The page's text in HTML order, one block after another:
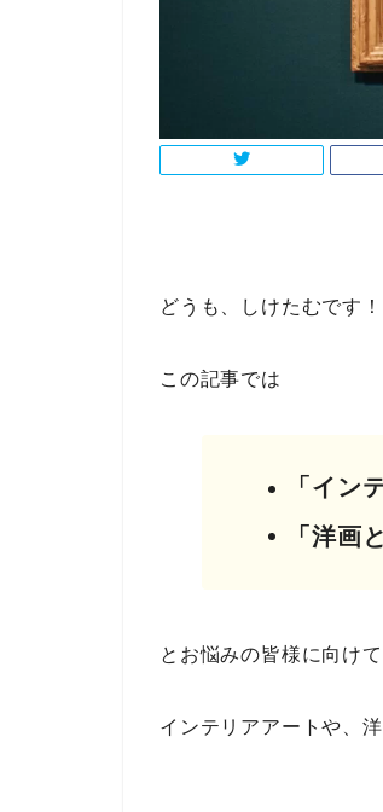
どうも、しけたむです！
この記事では
「イン
「洋画
とお悩みの皆様に向けて
インテリアアートや、